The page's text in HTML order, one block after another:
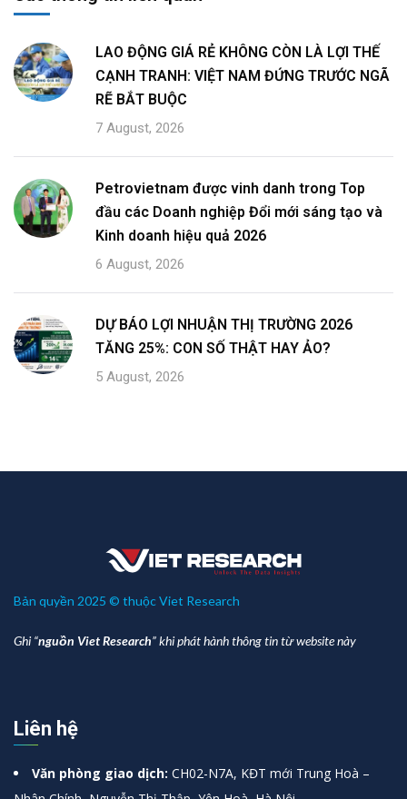
LAO ĐỘNG GIÁ RẺ KHÔNG CÒN LÀ LỢI THẾ
CẠNH TRANH: VIỆT NAM ĐỨNG TRƯỚC NGÃ
RẼ BẮT BUỘC
7 August, 2026
Petrovietnam được vinh danh trong Top
đầu các Doanh nghiệp Đổi mới sáng tạo và
Kinh doanh hiệu quả 2026
6 August, 2026
DỰ BÁO LỢI NHUẬN THỊ TRƯỜNG 2026
TĂNG 25%: CON SỐ THẬT HAY ẢO?
5 August, 2026
Bản quyền 2025 © thuộc Viet Research
Ghi “nguồn Viet Research” khi phát hành thông tin từ website này
Liên hệ
Văn phòng giao dịch: CH02-N7A, KĐT mới Trung Hoà –